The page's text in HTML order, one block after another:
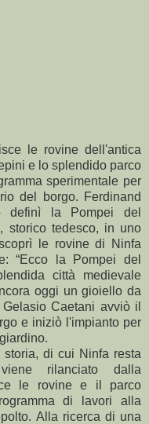
le rovine dell'antica
e lo splendido parco
sperimentale per
del borgo. Ferdinand
definì la Pompei del
storico tedesco, in uno
le rovine di Ninfa
“Ecco la Pompei del
città medievale
oggi un gioiello da
Caetani avviò il
e iniziò l'impianto per
di cui Ninfa resta
rilanciato dalla
le rovine e il parco
di lavori alla
Alla ricerca di una